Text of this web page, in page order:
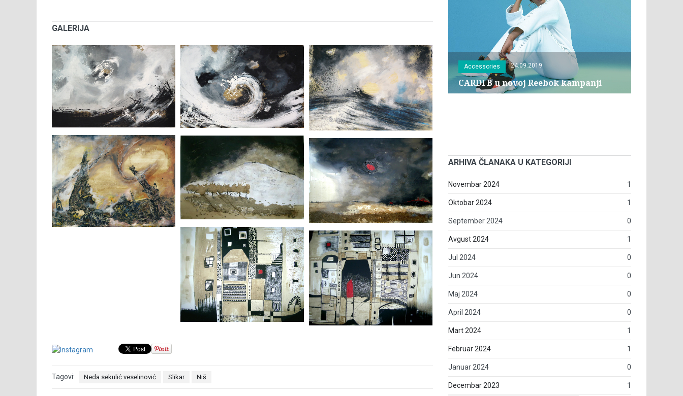
GALERIJA
Tagovi: Neda sekulić veselinović Slikar Niš
Accessories 24.09.2019
CARDI B u novoj Reebok kampanji
ARHIVA ČLANAKA U KATEGORIJI
Novembar 2024 1
Oktobar 2024 1
September 2024 0
Avgust 2024 1
Jul 2024 0
Jun 2024 0
Maj 2024 0
April 2024 0
Mart 2024 1
Februar 2024 1
Januar 2024 0
Decembar 2023 1